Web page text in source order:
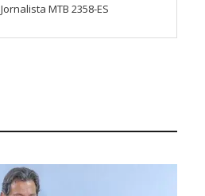
Jornalista MTB 2358-ES